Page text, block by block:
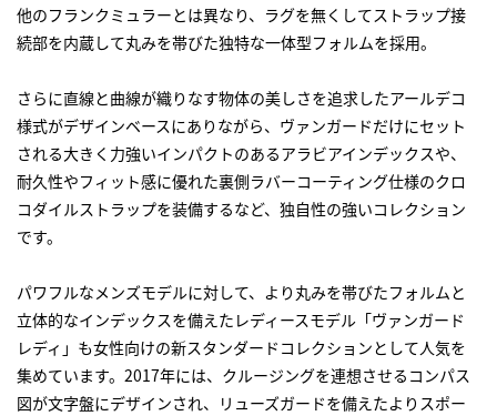
他のフランクミュラーとは異なり、ラグを無くしてストラップ接
続部を内蔵して丸みを帯びた独特な一体型フォルムを採用。
さらに直線と曲線が織りなす物体の美しさを追求したアールデコ
様式がデザインベースにありながら、ヴァンガードだけにセット
される大きく力強いインパクトのあるアラビアインデックスや、
耐久性やフィット感に優れた裏側ラバーコーティング仕様のクロ
コダイルストラップを装備するなど、独自性の強いコレクション
です。
パワフルなメンズモデルに対して、より丸みを帯びたフォルムと
立体的なインデックスを備えたレディースモデル「ヴァンガード
レディ」も女性向けの新スタンダードコレクションとして人気を
集めています。2017年には、クルージングを連想させるコンパス
図が文字盤にデザインされ、リューズガードを備えたよりスポー